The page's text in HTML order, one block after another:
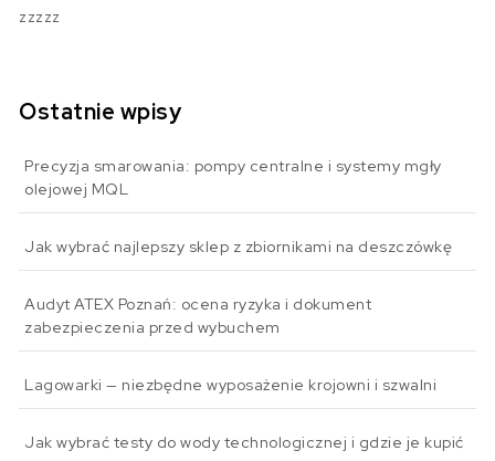
zzzzz
Ostatnie wpisy
Precyzja smarowania: pompy centralne i systemy mgły
olejowej MQL
Jak wybrać najlepszy sklep z zbiornikami na deszczówkę
Audyt ATEX Poznań: ocena ryzyka i dokument
zabezpieczenia przed wybuchem
Lagowarki — niezbędne wyposażenie krojowni i szwalni
Jak wybrać testy do wody technologicznej i gdzie je kupić